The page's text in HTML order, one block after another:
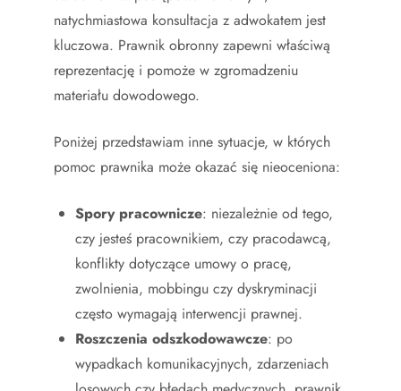
natychmiastowa konsultacja z adwokatem jest
kluczowa. Prawnik obronny zapewni właściwą
reprezentację i pomoże w zgromadzeniu
materiału dowodowego.
Poniżej przedstawiam inne sytuacje, w których
pomoc prawnika może okazać się nieoceniona:
Spory pracownicze: niezależnie od tego,
czy jesteś pracownikiem, czy pracodawcą,
konflikty dotyczące umowy o pracę,
zwolnienia, mobbingu czy dyskryminacji
często wymagają interwencji prawnej.
Roszczenia odszkodowawcze: po
wypadkach komunikacyjnych, zdarzeniach